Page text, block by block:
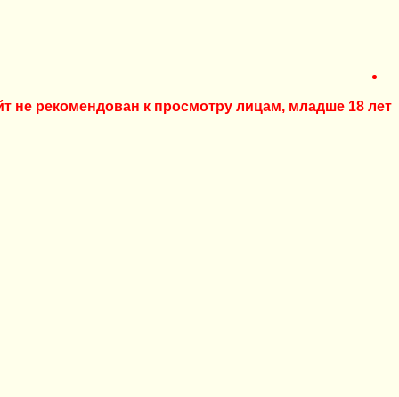
не рекомендован к просмотру лицам, младше 18 лет